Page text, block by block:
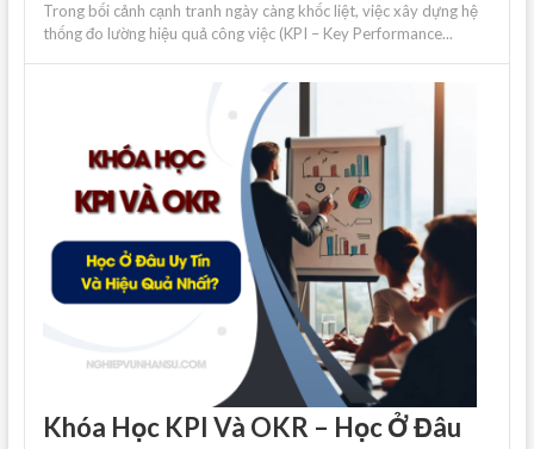
Trong bối cảnh cạnh tranh ngày càng khốc liệt, việc xây dựng hệ
thống đo lường hiệu quả công việc (KPI – Key Performance...
Khóa Học KPI Và OKR – Học Ở Đâu